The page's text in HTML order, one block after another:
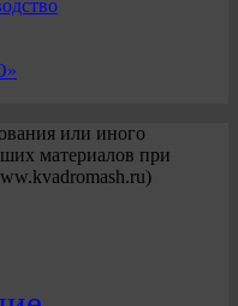
или иного
материалов при